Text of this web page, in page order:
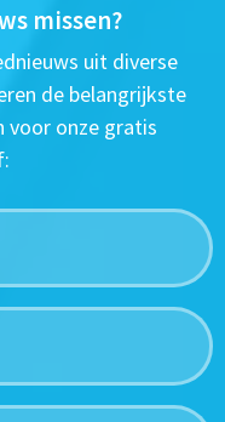
missen?
uit diverse
de belangrijkste
voor onze gratis